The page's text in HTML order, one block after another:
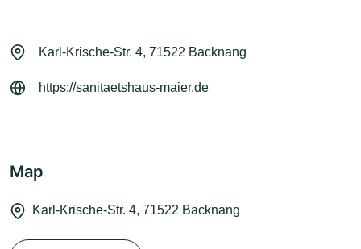
Karl-Krische-Str. 4, 71522 Backnang
https://sanitaetshaus-maier.de
Map
Karl-Krische-Str. 4, 71522 Backnang